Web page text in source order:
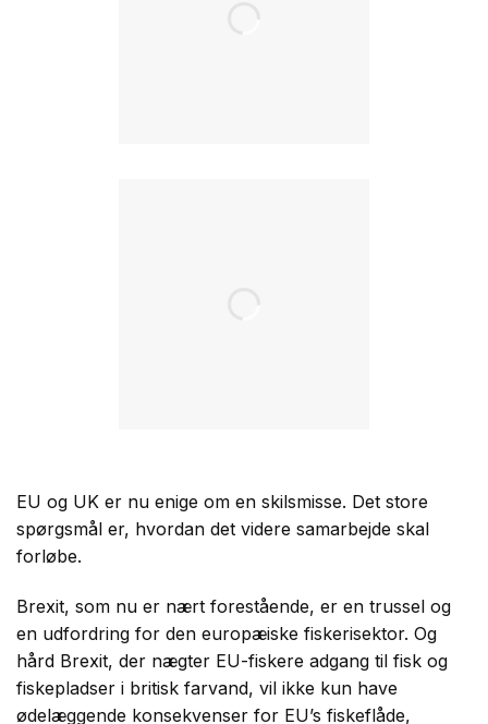
EU og UK er nu enige om en skilsmisse. Det store
spørgsmål er, hvordan det videre samarbejde skal
forløbe.
Brexit, som nu er nært forestående, er en trussel og
en udfordring for den europæiske fiskerisektor. Og
hård Brexit, der nægter EU-fiskere adgang til fisk og
fiskepladser i britisk farvand, vil ikke kun have
ødelæggende konsekvenser for EU’s fiskeflåde,